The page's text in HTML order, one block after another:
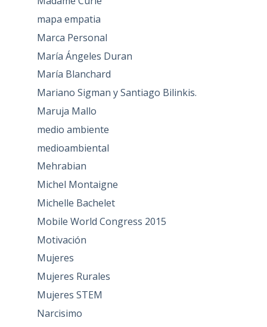
mapa empatia
Marca Personal
María Ángeles Duran
María Blanchard
Mariano Sigman y Santiago Bilinkis.
Maruja Mallo
medio ambiente
medioambiental
Mehrabian
Michel Montaigne
Michelle Bachelet
Mobile World Congress 2015
Motivación
Mujeres
Mujeres Rurales
Mujeres STEM
Narcisimo